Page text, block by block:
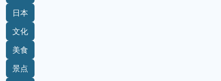
日本
文化
美食
景点